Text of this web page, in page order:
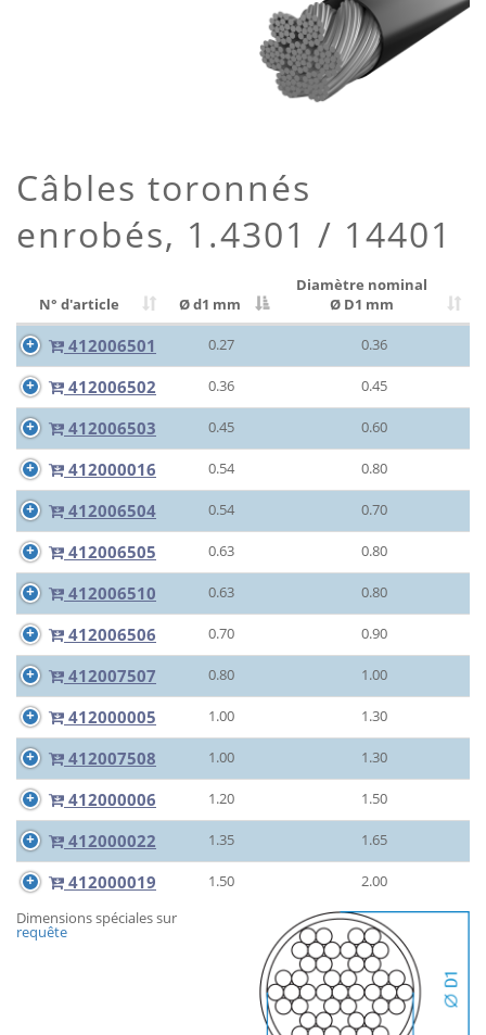
Câbles toronnés
enrobés, 1.4301 / 14401
N° d'article Ø d1 mm
Diamètre nominal
Ø D1 mm
412006501 0.27 0.36
412006502 0.36 0.45
412006503 0.45 0.60
412000016 0.54 0.80
412006504 0.54 0.70
412006505 0.63 0.80
412006510 0.63 0.80
412006506 0.70 0.90
412007507 0.80 1.00
412000005 1.00 1.30
412007508 1.00 1.30
412000006 1.20 1.50
412000022 1.35 1.65
412000019 1.50
2.00
Dimensions spéciales sur
requête